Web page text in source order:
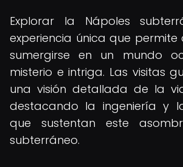
Explorar la Nápoles
experiencia única que permite
sumergirse en un mundo
misterio e intriga. Las visitas
una visión detallada de la
destacando la ingeniería y
que sustentan este
subterráneo.